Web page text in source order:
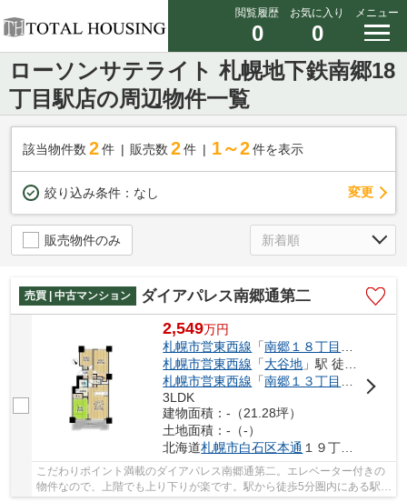
閲覧履歴
0
お気に入り
0
メニュー
ローソンサテライト 札幌地下鉄南郷18
丁目駅店の周辺物件一覧
該当物件数 2件 販売数 2 件 1～2 件を表示
絞り込み条件： なし 変更
販売物件のみ
売買 | 中古マンション ダイアパレス南郷通第二
2,549万円
札幌市営東西線 「南郷１８丁目 」駅 徒歩5
札幌市営東西線 「大谷地 」駅 徒歩18分
札幌市営東西線 「南郷１３丁目 」駅 徒歩
3LDK
建物面積：-（21.28坪）
土地面積：-（-）
北海道札幌市白石区本通 １９丁目南3-1
こだわりポイント満載のダイアパレス南郷通第二。エレベーター付きの
物件なので、上階でも上り下りが楽です。駅から徒歩5分圏内にある駅近